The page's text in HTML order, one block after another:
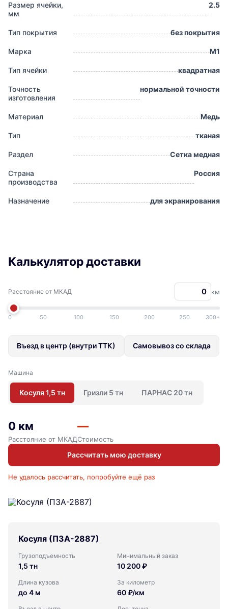
Размер ячейки,
мм
2.5
Тип покрытия без покрытия
Марка М1
Тип ячейки квадратная
Точность
изготовления
нормальной точности
Материал Медь
Тип тканая
Раздел Сетка медная
Страна
производства
Россия
Назначение для экранирования
Калькулятор доставки
Расстояние от МКАД км
0 50 100 150 200 250 300+
Въезд в центр (внутри ТТК) Самовывоз со склада
Машина
Косуля 1,5 тн Гризли 5 тн ПАРНАС 20 тн
0 км
Расстояние от МКАД
—
Стоимость
Рассчитать мою доставку
Не удалось рассчитать, попробуйте ещё раз
Косуля (ПЗА-2887)
Грузоподъемность
1,5 тн
Минимальный заказ
10 200 ₽
Длина кузова
до 4 м
За километр
60 ₽/км